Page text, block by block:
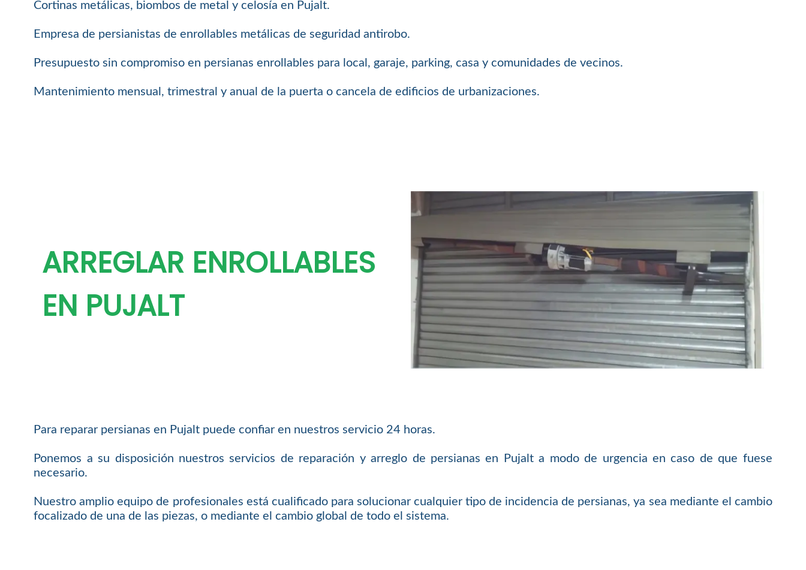
Cortinas metálicas, biombos de metal y celosía en Pujalt.
Empresa de persianistas de enrollables metálicas de seguridad antirobo.
Presupuesto sin compromiso en persianas enrollables para local, garaje, parking, casa y comunidades de vecinos.
Mantenimiento mensual, trimestral y anual de la puerta o cancela de edificios de urbanizaciones.
ARREGLAR ENROLLABLES
EN PUJALT
Para reparar persianas en Pujalt puede confiar en nuestros servicio 24 horas.
Ponemos a su disposición nuestros servicios de reparación y arreglo de persianas en Pujalt a modo de urgencia en caso de que fuese
necesario.
Nuestro amplio equipo de profesionales está cualificado para solucionar cualquier tipo de incidencia de persianas, ya sea mediante el cambio
focalizado de una de las piezas, o mediante el cambio global de todo el sistema.